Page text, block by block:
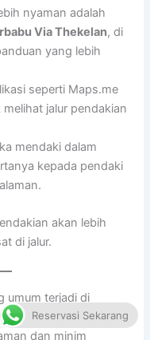
nyaman adalah
Via Thekelan, di
yang lebih
seperti Maps.me
jalur pendakian
mendaki dalam
kepada pendaki
akan lebih
di jalur.
umum terjadi di
cara mengatasinya
dan minim
Reservasi Sekarang